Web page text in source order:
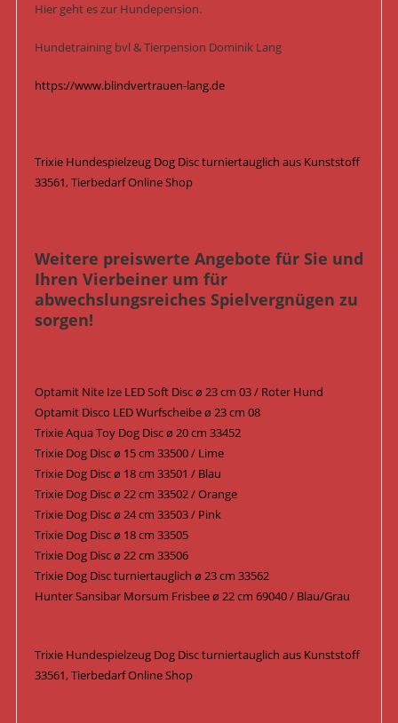
Hier geht es zur Hundepension.
Hundetraining bvl & Tierpension Dominik Lang
https://www.blindvertrauen-lang.de
Trixie Hundespielzeug Dog Disc turniertauglich aus Kunststoff
33561, Tierbedarf Online Shop
Weitere preiswerte Angebote für Sie und
Ihren Vierbeiner um für
abwechslungsreiches Spielvergnügen zu
sorgen!
Optamit Nite Ize LED Soft Disc ø 23 cm 03 / Roter Hund
Optamit Disco LED Wurfscheibe ø 23 cm 08
Trixie Aqua Toy Dog Disc ø 20 cm 33452
Trixie Dog Disc ø 15 cm 33500 / Lime
Trixie Dog Disc ø 18 cm 33501 / Blau
Trixie Dog Disc ø 22 cm 33502 / Orange
Trixie Dog Disc ø 24 cm 33503 / Pink
Trixie Dog Disc ø 18 cm 33505
Trixie Dog Disc ø 22 cm 33506
Trixie Dog Disc turniertauglich ø 23 cm 33562
Hunter Sansibar Morsum Frisbee ø 22 cm 69040 / Blau/Grau
Trixie Hundespielzeug Dog Disc turniertauglich aus Kunststoff
33561, Tierbedarf Online Shop